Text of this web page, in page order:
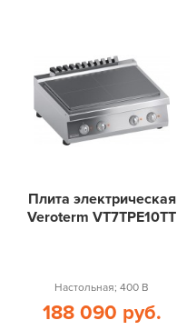
Плита электрическая
Veroterm VT7TPE10TT
Настольная; 400 В
188 090 руб.